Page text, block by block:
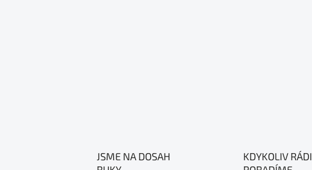
JSME NA DOSAH
KDYKOLIV RÁDI